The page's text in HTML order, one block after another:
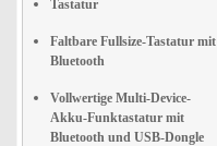
Tastatur
Faltbare Fullsize-Tastatur mit
Bluetooth
Vollwertige Multi-Device-
Akku-Funktastatur mit
Bluetooth und USB-Dongle